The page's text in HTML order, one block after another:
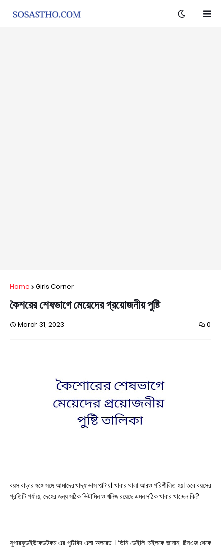
Home Girls Corner
কৈশরের শেষভাগে মেয়েদের প্রয়োজনীয় পুষ্টি
March 31, 2023 0
বয়স বাড়ার সঙ্গে সঙ্গে আমাদের খাদ্যাভাস পাল্টায়। খাবার থালা আরও পরিশীলিত হয়। তবে বয়সের
প্রতিটি পর্যায়ে, দেহের জন্য সঠিক ভিটামিন ও খনিজ রয়েছে এমন সঠিক খাবার খাচ্ছেন কি?
সুপারফুডইউকেডটকম এর পুষ্টিবিদ এলা অলরেড । তিনি ডেইলি মেইলকে জানান, টিনএজ থেকে